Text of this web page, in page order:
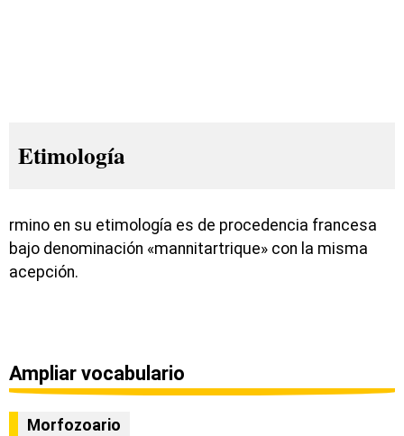
Etimología
rmino en su etimología es de procedencia francesa
bajo denominación «mannitartrique» con la misma
acepción.
Ampliar vocabulario
Morfozoario